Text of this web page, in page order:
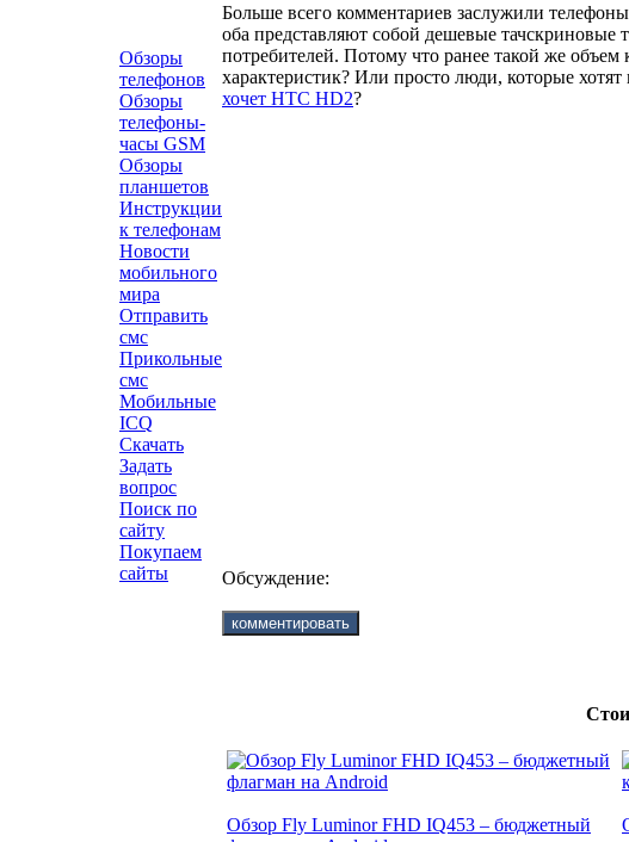
Обзоры
телефонов
Обзоры
телефоны-
часы GSM
Обзоры
планшетов
Инструкции
к телефонам
Новости
мобильного
мира
Отправить
смс
Прикольные
смс
Мобильные
ICQ
Скачать
Задать
вопрос
Поиск по
сайту
Покупаем
сайты
Больше всего комментариев заслужили
оба представляют собой дешевые
потребителей. Потому что ранее такой же объем
характеристик? Или просто люди, которые
хочет HTC HD2?
Обсуждение:
Обзор Fly Luminor FHD IQ453 – бюджетный